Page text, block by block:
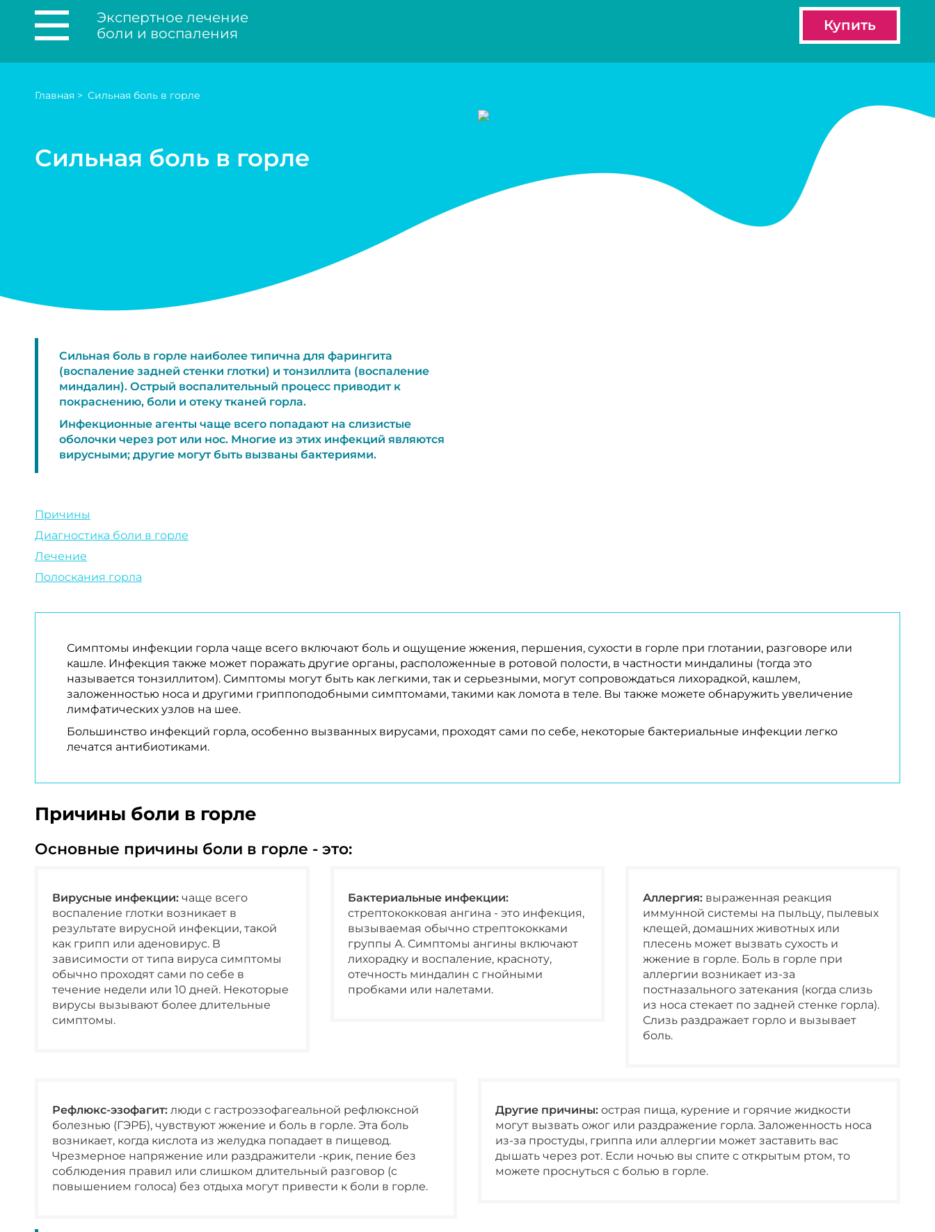
Экспертное лечение
боли и воспаления
Купить
Главная > Сильная боль в горле
Сильная боль в горле
Сильная боль в горле наиболее типична для фарингита
(воспаление задней стенки глотки) и тонзиллита (воспаление
миндалин). Острый воспалительный процесс приводит к
покраснению, боли и отеку тканей горла.
Инфекционные агенты чаще всего попадают на слизистые
оболочки через рот или нос. Многие из этих инфекций являются
вирусными; другие могут быть вызваны бактериями.
Причины
Диагностика боли в горле
Лечение
Полоскания горла
Симптомы инфекции горла чаще всего включают боль и ощущение жжения, першения, сухости в горле при глотании, разговоре или
кашле. Инфекция также может поражать другие органы, расположенные в ротовой полости, в частности миндалины (тогда это
называется тонзиллитом). Симптомы могут быть как легкими, так и серьезными, могут сопровождаться лихорадкой, кашлем,
заложенностью носа и другими гриппоподобными симптомами, такими как ломота в теле. Вы также можете обнаружить увеличение
лимфатических узлов на шее.
Большинство инфекций горла, особенно вызванных вирусами, проходят сами по себе, некоторые бактериальные инфекции легко
лечатся антибиотиками.
Причины боли в горле
Основные причины боли в горле - это:
Вирусные инфекции: чаще всего
воспаление глотки возникает в
результате вирусной инфекции, такой
как грипп или аденовирус. В
зависимости от типа вируса симптомы
обычно проходят сами по себе в
течение недели или 10 дней. Некоторые
вирусы вызывают более длительные
симптомы.
Бактериальные инфекции:
стрептококковая ангина - это инфекция,
вызываемая обычно стрептококками
группы А. Симптомы ангины включают
лихорадку и воспаление, красноту,
отечность миндалин с гнойными
пробками или налетами.
Аллергия: выраженная реакция
иммунной системы на пыльцу, пылевых
клещей, домашних животных или
плесень может вызвать сухость и
жжение в горле. Боль в горле при
аллергии возникает из-за
постназального затекания (когда слизь
из носа стекает по задней стенке горла).
Слизь раздражает горло и вызывает
боль.
Рефлюкс-эзофагит: люди с гастроэзофагеальной рефлюксной
болезнью (ГЭРБ), чувствуют жжение и боль в горле. Эта боль
возникает, когда кислота из желудка попадает в пищевод.
Чрезмерное напряжение или раздражители -крик, пение без
соблюдения правил или слишком длительный разговор (с
повышением голоса) без отдыха могут привести к боли в горле.
Другие причины: острая пища, курение и горячие жидкости
могут вызвать ожог или раздражение горла. Заложенность носа
из-за простуды, гриппа или аллергии может заставить вас
дышать через рот. Если ночью вы спите с открытым ртом, то
можете проснуться с болью в горле.